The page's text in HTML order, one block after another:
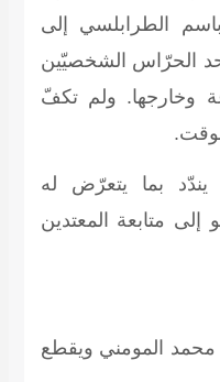
الطرابلسي إلى
الحرّاس الشخصيّين
وخارجها. ولم تكفّ
بما يتعرّض له
متابعة المعتدين
محمد المومني ويقطع